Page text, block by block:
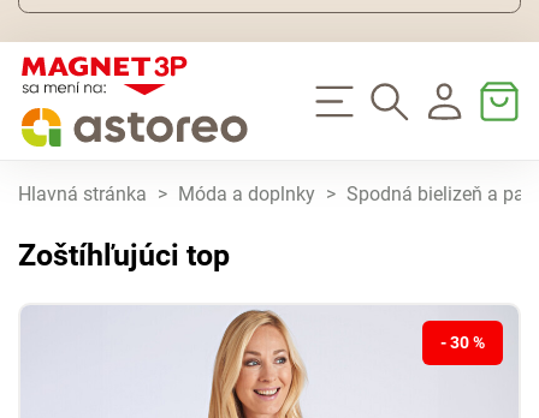
Hlavná stránka > Móda a doplnky > Spodná bielizeň a
Zoštíhľujúci top
- 30 %